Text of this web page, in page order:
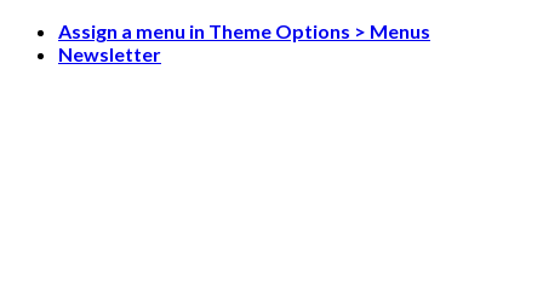
Skip
Assign a menu in Theme Options > Menus
Newsletter